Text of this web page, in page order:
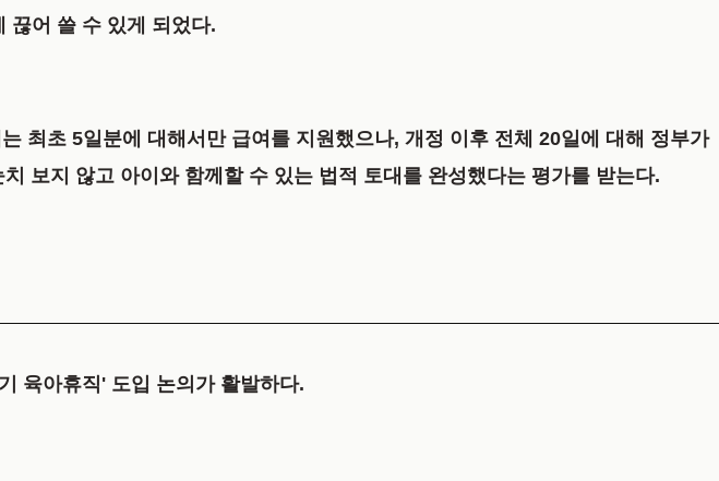
끊어 쓸 수 있게 되었다.
최초 5일분에 대해서만 급여를 지원했으나, 개정 이후 전체 20일에 대해 정부가
보지 않고 아이와 함께할 수 있는 법적 토대를 완성했다는 평가를 받는다.
육아휴직' 도입 논의가 활발하다.